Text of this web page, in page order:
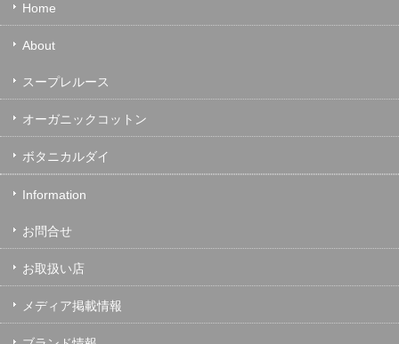
Home
About
スープレルース
オーガニックコットン
ボタニカルダイ
Information
お問合せ
お取扱い店
メディア掲載情報